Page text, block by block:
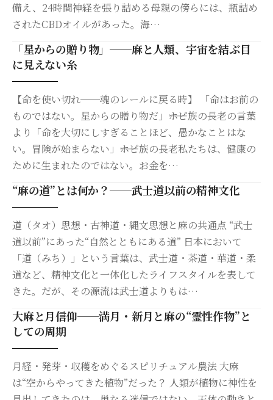
備え、24時間神経を張り詰める母親の傍らには、瓶詰め
されたCBDオイルがあった。海…
「星からの贈り物」──麻と人類、宇宙を結ぶ目
に見えない糸
【命を使い切れ──魂のレールに戻る時】 「命はお前の
ものではない。星からの贈り物だ」――ホピ族の長老の言葉
より「命を大切にしすぎることほど、愚かなことはな
い。冒険が始まらない」――ホピ族の長老私たちは、健康の
ために生まれたのではない。お金を…
“麻の道”とは何か？──武士道以前の精神文化
道（タオ）思想・古神道・縄文思想と麻の共通点 “武士
道以前”にあった“自然とともにある道” 日本において
「道（みち）」という言葉は、武士道・茶道・華道・柔
道など、精神文化と一体化したライフスタイルを表して
きた。だが、その源流は武士道よりもは…
大麻と月信仰──満月・新月と麻の“霊性作物”と
しての周期
月経・発芽・収穫をめぐるスピリチュアル農法 大麻
は“空からやってきた植物”だった？ 人類が植物に神性を